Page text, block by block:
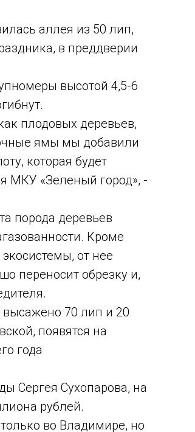
аллея из 50 лип,
в преддверии
высотой 4,5-6
плодовых деревьев,
ямы мы добавили
которая будет
МКУ «Зеленый город», -
порода деревьев
Кроме
от нее
переносит обрезку и,
высажено 70 лип и 20
появятся на
года
Сергея Сухопарова, на
рублей.
во Владимире, но